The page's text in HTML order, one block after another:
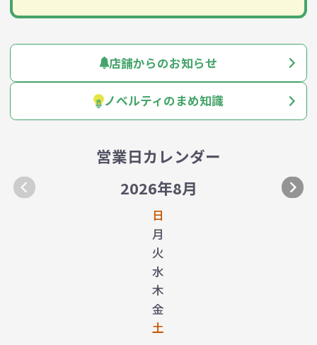
店舗からのお知らせ
ノベルティのまめ知識
営業日カレンダー
2026年8月
日
月
火
水
木
金
土